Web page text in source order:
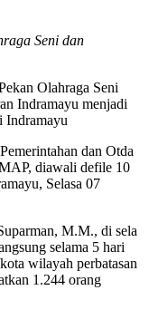
Seni dan
Olahraga Seni
Indramayu menjadi
Indramayu
dan Otda
diawali defile 10
Selasa 07
M.M., di sela
selama 5 hari
wilayah perbatasan
1.244 orang